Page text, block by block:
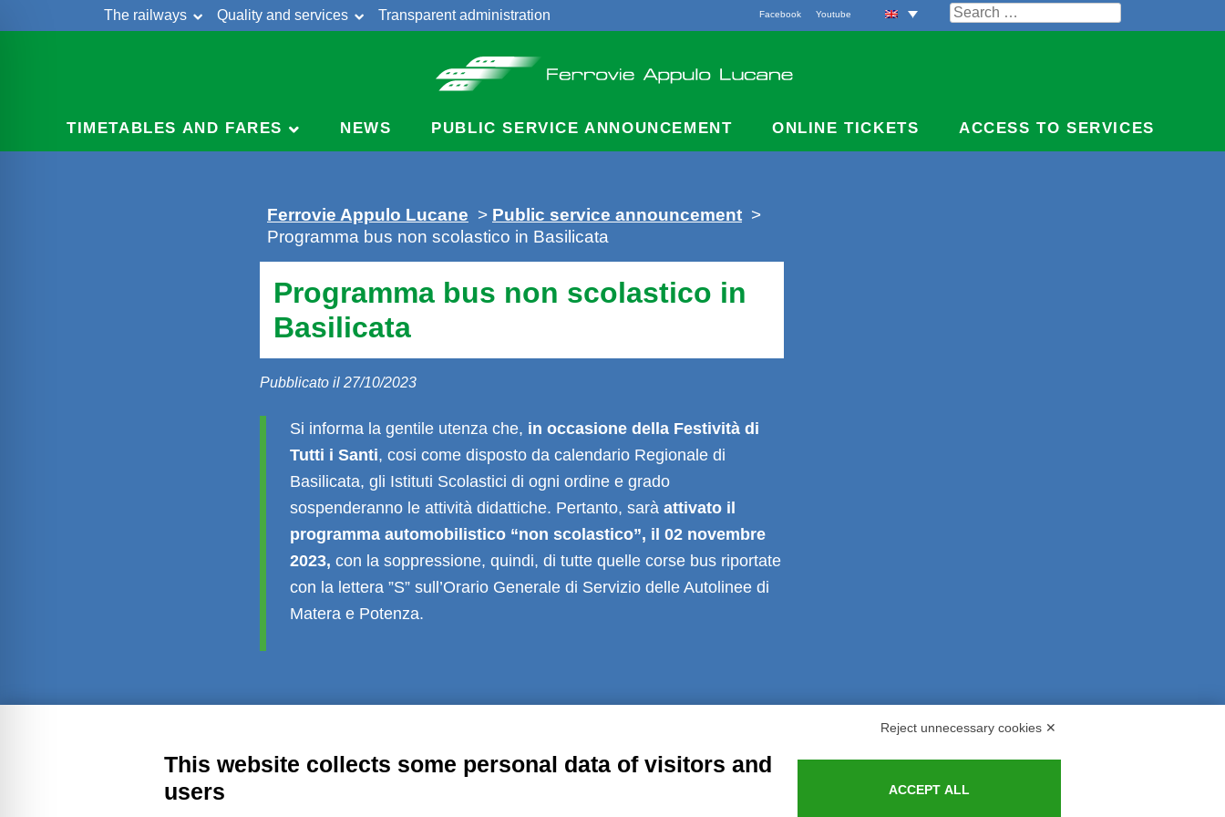
The railways Quality and services
Transparent administration
Search
for:
Facebook Youtube
TIMETABLES AND FARES NEWS PUBLIC SERVICE ANNOUNCEMENT ONLINE TICKETS ACCESS TO SERVICES
Ferrovie Appulo Lucane > Public service announcement >
Programma bus non scolastico in Basilicata
Programma bus non scolastico in
Basilicata
Pubblicato il 27/10/2023
Si informa la gentile utenza che, in occasione della Festività di
Tutti i Santi, cosi come disposto da calendario Regionale di
Basilicata, gli Istituti Scolastici di ogni ordine e grado
sospenderanno le attività didattiche. Pertanto, saràattivato il
programma automobilistico “non scolastico”, il 02 novembre
2023, con la soppressione, quindi, di tutte quelle corse bus riportate
con la lettera ”S” sull’Orario Generale di Servizio delle Autolinee di
Matera e Potenza.
Refunds and Indemnities
Reject unnecessary cookies ✕
This website collects some personal data of visitors and
users
ACCEPT ALL